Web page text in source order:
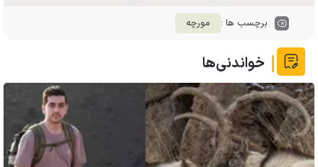
برچسب ها : مورچه
خواندنی‌ها